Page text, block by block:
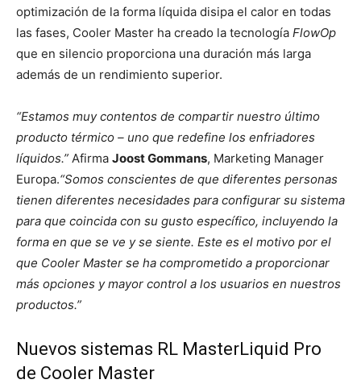
optimización de la forma líquida disipa el calor en todas
las fases, Cooler Master ha creado la tecnología FlowOp
que en silencio proporciona una duración más larga
además de un rendimiento superior.
“Estamos muy contentos de compartir nuestro último
producto térmico – uno que redefine los enfriadores
líquidos.” Afirma Joost Gommans, Marketing Manager
Europa.“Somos conscientes de que diferentes personas
tienen diferentes necesidades para configurar su sistema
para que coincida con su gusto específico, incluyendo la
forma en que se ve y se siente. Este es el motivo por el
que Cooler Master se ha comprometido a proporcionar
más opciones y mayor control a los usuarios en nuestros
productos.”
Nuevos sistemas RL MasterLiquid Pro
de Cooler Master